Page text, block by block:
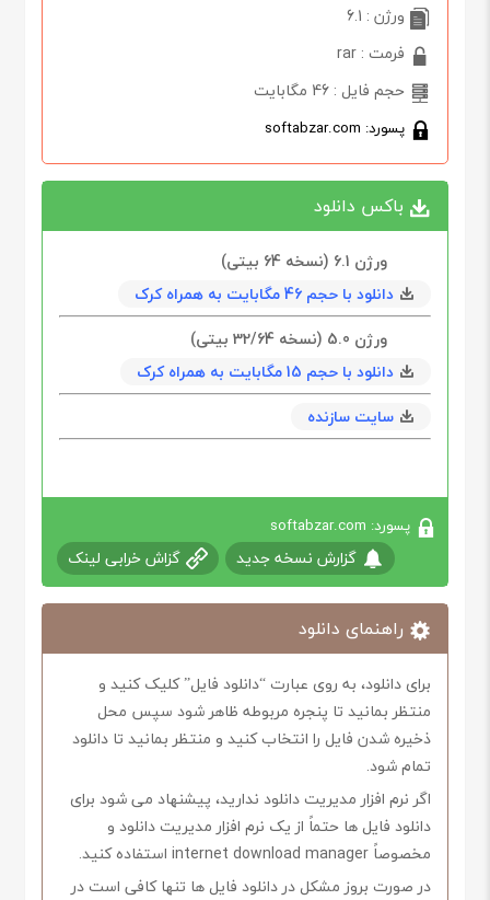
ورژن : 6.1
فرمت : rar
حجم فایل : 46 مگابایت
پسورد: softabzar.com
باکس دانلود
ورژن 6.1 (نسخه 64 بیتی)
دانلود با حجم 46 مگابايت به همراه کرک
ورژن 5.0 (نسخه 32/64 بیتی)
دانلود با حجم 15 مگابايت به همراه کرک
سایت سازنده
پسورد: softabzar.com
گزارش نسخه جدید گزاش خرابی لینک
راهنمای دانلود
برای دانلود، به روی عبارت “دانلود فایل” کلیک کنید و
منتظر بمانید تا پنجره مربوطه ظاهر شود سپس محل
ذخیره شدن فایل را انتخاب کنید و منتظر بمانید تا دانلود
تمام شود.
اگر نرم افزار مدیریت دانلود ندارید، پیشنهاد می شود برای
دانلود فایل ها حتماً از یک نرم افزار مدیریت دانلود و
مخصوصاً internet download manager استفاده کنید.
در صورت بروز مشکل در دانلود فایل ها تنها کافی است در